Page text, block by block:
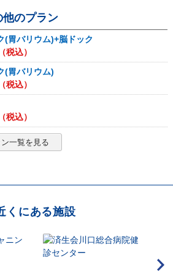
他のプラン
(胃バリウム)+脳ドック
税込）
(胃バリウム)
税込）
税込）
一覧を見る
くにある施設